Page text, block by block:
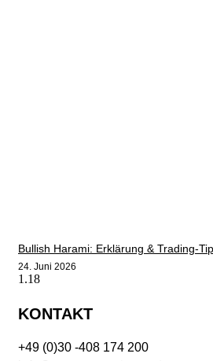
Bullish Harami: Erklärung & Trading-
24. Juni 2026
KONTAKT
+49 (0)30 -408 174 200